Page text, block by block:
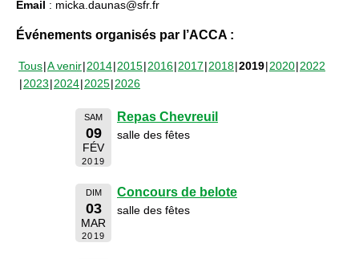
Email : micka.daunas@sfr.fr
Événements organisés par l’ACCA :
Tous A venir 2014 2015 2016 2017 2018 2019 2020 2022
2023 2024 2025 2026
SAM
09
FÉV
2019
Repas Chevreuil
salle des fêtes
DIM
03
MAR
2019
Concours de belote
salle des fêtes